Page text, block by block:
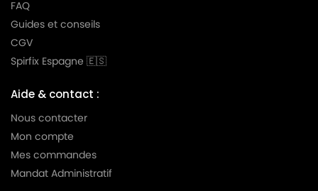
MIELE
MIELE
MIELE S302i
MIELE
MIELE S303i
MIELE
MIELE
MIELE S307i
FAQ
Guides et conseils
CGV
Spirfix Espagne 🇪🇸
Aide & contact :
Nous contacter
Mon compte
Mes commandes
Mandat Administratif